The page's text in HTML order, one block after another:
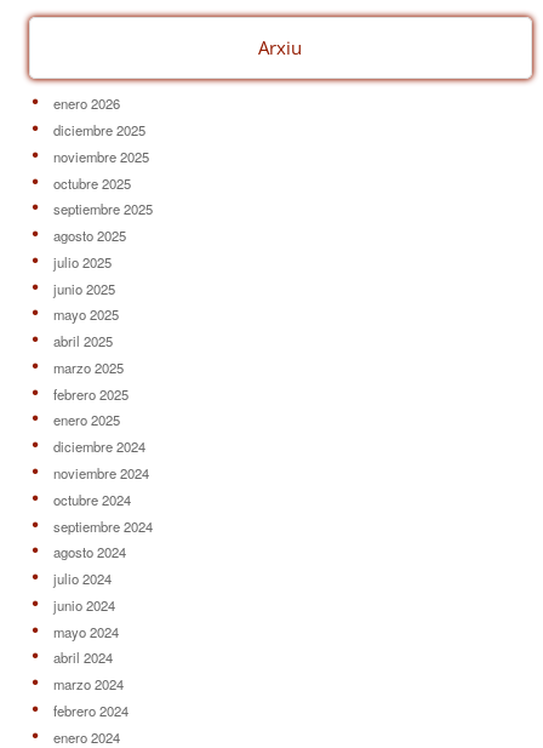
Arxiu
enero 2026
diciembre 2025
noviembre 2025
octubre 2025
septiembre 2025
agosto 2025
julio 2025
junio 2025
mayo 2025
abril 2025
marzo 2025
febrero 2025
enero 2025
diciembre 2024
noviembre 2024
octubre 2024
septiembre 2024
agosto 2024
julio 2024
junio 2024
mayo 2024
abril 2024
marzo 2024
febrero 2024
enero 2024